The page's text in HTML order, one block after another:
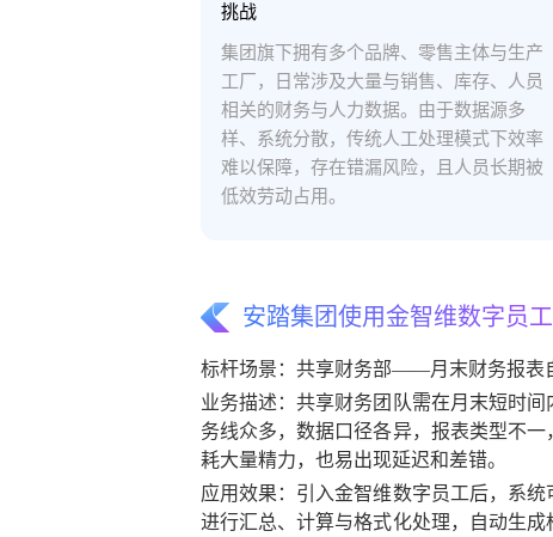
挑战
集团旗下拥有多个品牌、零售主体与生产
工厂，日常涉及大量与销售、库存、人员
相关的财务与人力数据。由于数据源多
样、系统分散，传统人工处理模式下效率
难以保障，存在错漏风险，且人员长期被
低效劳动占用。
安踏集团使用金智维数字员
标杆场景：共享财务部——月末财务报表
业务描述：共享财务团队需在月末短时
务线众多，数据口径各异，报表类型不
耗大量精力，也易出现延迟和差错。
应用效果：引入金智维数字员工后，系
进行汇总、计算与格式化处理，自动生